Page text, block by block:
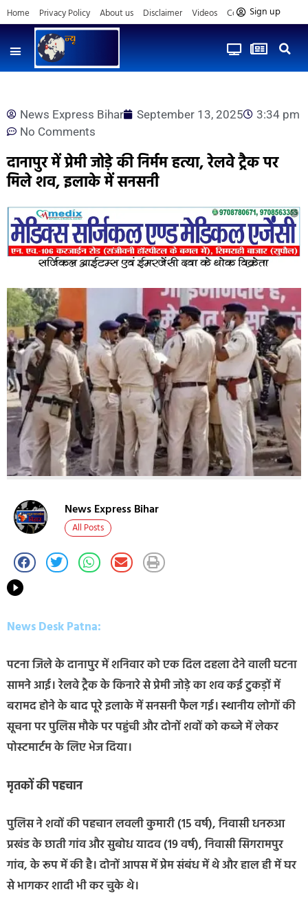
Home Privacy Policy About us Disclaimer Videos Contact us
Sign up
News Express Bihar September 13, 2025
3:34 pm
No Comments
दानापुर में प्रेमी जोड़े की निर्मम हत्या, रेलवे ट्रैक पर
मिले शव, इलाके में सनसनी
News Express Bihar
All Posts
News Desk Patna:
पटना जिले के दानापुर में शनिवार को एक दिल दहला देने वाली घटना
सामने आई। रेलवे ट्रैक के किनारे से प्रेमी जोड़े का शव कई टुकड़ों में
बरामद होने के बाद पूरे इलाके में सनसनी फैल गई। स्थानीय लोगों की
सूचना पर पुलिस मौके पर पहुंची और दोनों शवों को कब्जे में लेकर
पोस्टमार्टम के लिए भेज दिया।
मृतकों की पहचान
पुलिस ने शवों की पहचान लवली कुमारी (15 वर्ष), निवासी धनरुआ
प्रखंड के छाती गांव और सुबोध यादव (19 वर्ष), निवासी सिगरामपुर
गांव, के रूप में की है। दोनों आपस में प्रेम संबंध में थे और हाल ही में घर
से भागकर शादी भी कर चुके थे।